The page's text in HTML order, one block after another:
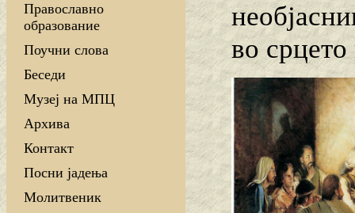
Православно
образование
Поучни слова
Беседи
Музеј на МПЦ
Архива
Контакт
Посни јадења
Молитвеник
во срцето